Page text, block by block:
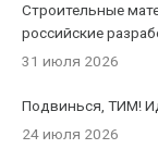
Строительные
российские
31 июля 2026
Подвинься, ТИМ!
24 июля 2026